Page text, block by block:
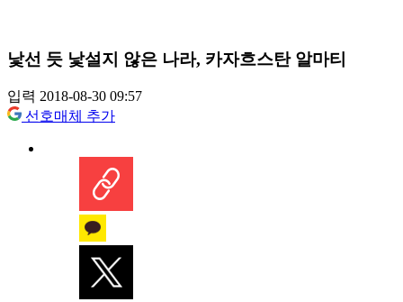
낯선 듯 낯설지 않은 나라, 카자흐스탄 알마티
입력 2018-08-30 09:57
선호매체 추가